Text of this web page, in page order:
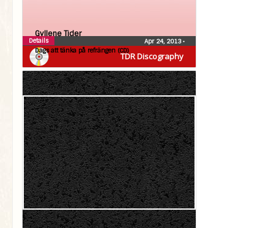
TDR Discography
Gyllene Tider
Dags att tänka på refrängen (CD)
Apr 24, 2013•
Details